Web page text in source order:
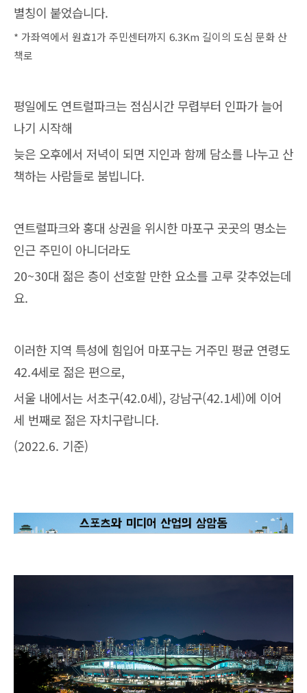
별칭이 붙었습니다.
* 가좌역에서 원효1가 주민센터까지 6.3Km 길이의 도심 문화 산
책로
평일에도 연트럴파크는 점심시간 무렵부터 인파가 늘어
나기 시작해
늦은 오후에서 저녁이 되면 지인과 함께 담소를 나누고 산
책하는 사람들로 붐빕니다.
연트럴파크와 홍대 상권을 위시한 마포구 곳곳의 명소는
인근 주민이 아니더라도
20~30대 젊은 층이 선호할 만한 요소를 고루 갖추었는데
요.
이러한 지역 특성에 힘입어 마포구는 거주민 평균 연령도
42.4세로 젊은 편으로,
서울 내에서는 서초구(42.0세), 강남구(42.1세)에 이어
세 번째로 젊은 자치구랍니다.
(2022.6. 기준)